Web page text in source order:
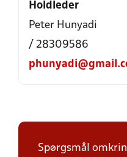
Holdleder
Peter Hunyadi
/ 28309586
Spørgsmål